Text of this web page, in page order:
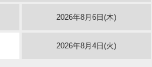
2026年8月6日(木)
2026年8月4日(火)